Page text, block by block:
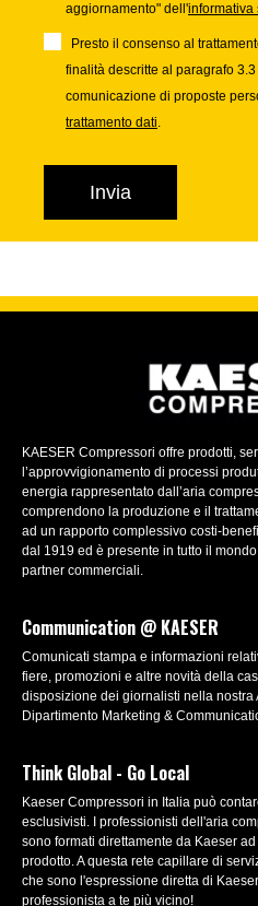
aggiornamento" dell'informativa
Presto il consenso al
finalità descritte al paragrafo
comunicazione di proposte
trattamento dati.
KAESER Compressori offre prodotti,
l’approvvigionamento di processi
energia rappresentato dall’aria
comprendono la produzione e il
ad un rapporto complessivo costi-
dal 1919 ed è presente in tutto il
partner commerciali.
Communication @ KAESER
Comunicati stampa e informazioni
fiere, promozioni e altre novità della
disposizione dei giornalisti nella nostra
Dipartimento Marketing &
Think Global - Go Local
Kaeser Compressori in Italia può
esclusivisti. I professionisti dell'aria
sono formati direttamente da Kaeser
prodotto. A questa rete capillare di
che sono l'espressione diretta di
professionista a te più vicino!